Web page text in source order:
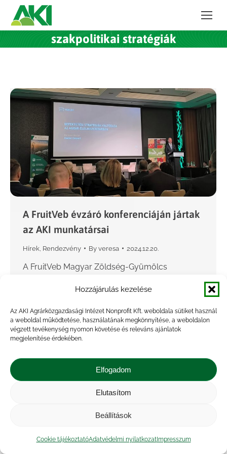
Hozzájárulás kezelése
Az AKI Agrárközgazdasági Intézet Nonprofit Kft. weboldala sütiket használ
a weboldal működtetése, használatának megkönnyítése, a weboldalon
végzett tevékenység nyomon követése és releváns ajánlatok
megjelenítése érdekében.
Elfogadom
Elutasítom
Beállítások
Cookie tájékoztatóAdatvédelmi nyilatkozatImpresszum
szakpolitikai stratégiák
A FruitVeb évzáró konferenciáján jártak
az AKI munkatársai
Hírek Rendezvény By veresa 2024.12.20.
A FruitVeb Magyar Zöldség-Gyümölcs
Kecskeméten rendezte meg évzáró
konferenciáját, melyen az ágazat aktuális
kérdéseit tárgyalták az éghajlat- és
klímaváltozás, a politikai és pénzügyi támogatási